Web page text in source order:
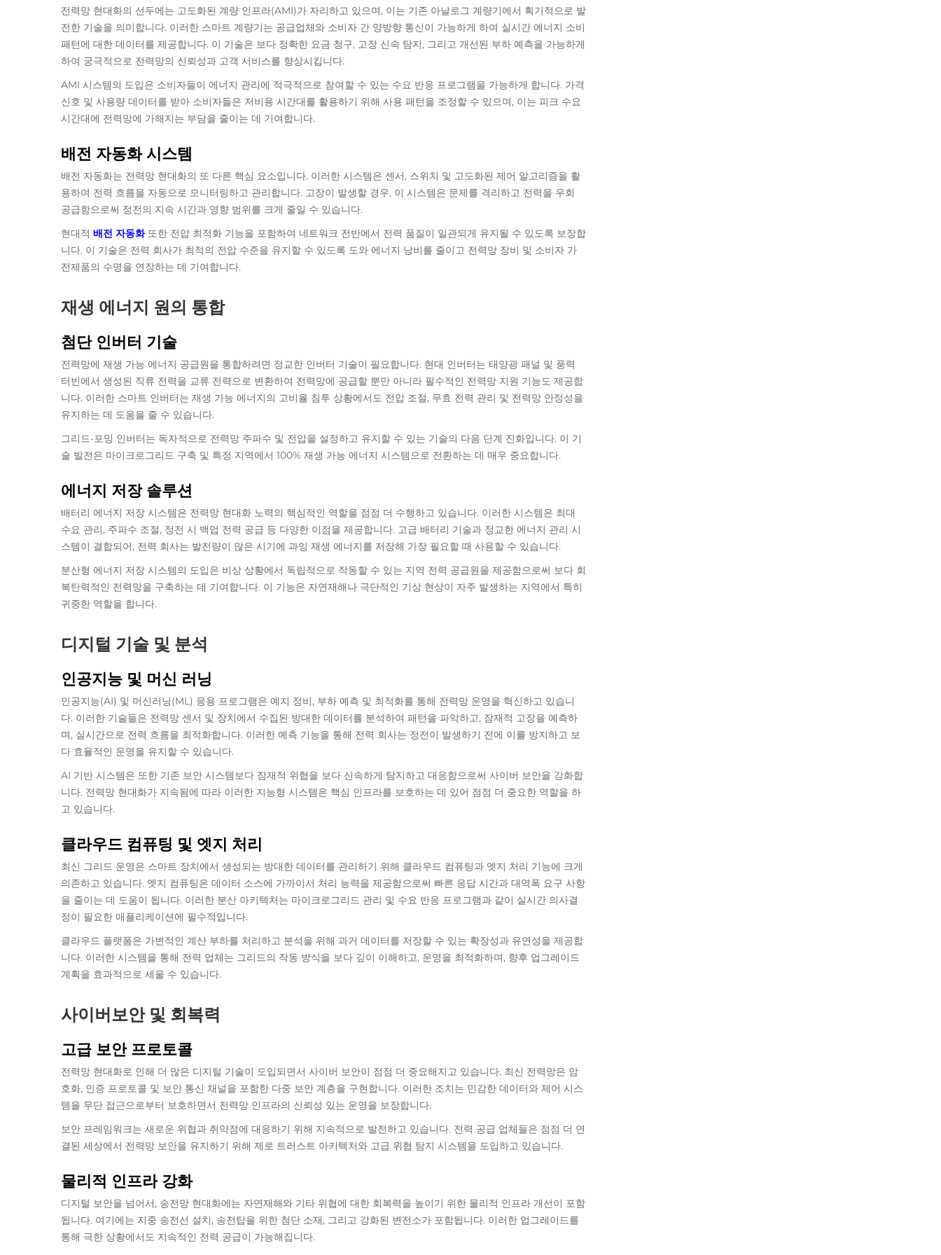
전력망 현대화의 선두에는 고도화된 계량 인프라(AMI)가 자리하고 있으며, 이는 기존 아날로그 계량기에서 획기적으로 발
전한 기술을 의미합니다. 이러한 스마트 계량기는 공급업체와 소비자 간 양방향 통신이 가능하게 하여 실시간 에너지 소비
패턴에 대한 데이터를 제공합니다. 이 기술은 보다 정확한 요금 청구, 고장 신속 탐지, 그리고 개선된 부하 예측을 가능하게
하여 궁극적으로 전력망의 신뢰성과 고객 서비스를 향상시킵니다.
AMI 시스템의 도입은 소비자들이 에너지 관리에 적극적으로 참여할 수 있는 수요 반응 프로그램을 가능하게 합니다. 가격
신호 및 사용량 데이터를 받아 소비자들은 저비용 시간대를 활용하기 위해 사용 패턴을 조정할 수 있으며, 이는 피크 수요
시간대에 전력망에 가해지는 부담을 줄이는 데 기여합니다.
배전 자동화 시스템
배전 자동화는 전력망 현대화의 또 다른 핵심 요소입니다. 이러한 시스템은 센서, 스위치 및 고도화된 제어 알고리즘을 활
용하여 전력 흐름을 자동으로 모니터링하고 관리합니다. 고장이 발생할 경우, 이 시스템은 문제를 격리하고 전력을 우회
공급함으로써 정전의 지속 시간과 영향 범위를 크게 줄일 수 있습니다.
현대적 배전 자동화 또한 전압 최적화 기능을 포함하여 네트워크 전반에서 전력 품질이 일관되게 유지될 수 있도록 보장합
니다. 이 기술은 전력 회사가 최적의 전압 수준을 유지할 수 있도록 도와 에너지 낭비를 줄이고 전력망 장비 및 소비자 가
전제품의 수명을 연장하는 데 기여합니다.
재생 에너지 원의 통합
첨단 인버터 기술
전력망에 재생 가능 에너지 공급원을 통합하려면 정교한 인버터 기술이 필요합니다. 현대 인버터는 태양광 패널 및 풍력
터빈에서 생성된 직류 전력을 교류 전력으로 변환하여 전력망에 공급할 뿐만 아니라 필수적인 전력망 지원 기능도 제공합
니다. 이러한 스마트 인버터는 재생 가능 에너지의 고비율 침투 상황에서도 전압 조절, 무효 전력 관리 및 전력망 안정성을
유지하는 데 도움을 줄 수 있습니다.
그리드-포밍 인버터는 독자적으로 전력망 주파수 및 전압을 설정하고 유지할 수 있는 기술의 다음 단계 진화입니다. 이 기
술 발전은 마이크로그리드 구축 및 특정 지역에서 100% 재생 가능 에너지 시스템으로 전환하는 데 매우 중요합니다.
에너지 저장 솔루션
배터리 에너지 저장 시스템은 전력망 현대화 노력의 핵심적인 역할을 점점 더 수행하고 있습니다. 이러한 시스템은 최대
수요 관리, 주파수 조절, 정전 시 백업 전력 공급 등 다양한 이점을 제공합니다. 고급 배터리 기술과 정교한 에너지 관리 시
스템이 결합되어, 전력 회사는 발전량이 많은 시기에 과잉 재생 에너지를 저장해 가장 필요할 때 사용할 수 있습니다.
분산형 에너지 저장 시스템의 도입은 비상 상황에서 독립적으로 작동할 수 있는 지역 전력 공급원을 제공함으로써 보다 회
복탄력적인 전력망을 구축하는 데 기여합니다. 이 기능은 자연재해나 극단적인 기상 현상이 자주 발생하는 지역에서 특히
귀중한 역할을 합니다.
디지털 기술 및 분석
인공지능 및 머신 러닝
인공지능(AI) 및 머신러닝(ML) 응용 프로그램은 예지 정비, 부하 예측 및 최적화를 통해 전력망 운영을 혁신하고 있습니
다. 이러한 기술들은 전력망 센서 및 장치에서 수집된 방대한 데이터를 분석하여 패턴을 파악하고, 잠재적 고장을 예측하
며, 실시간으로 전력 흐름을 최적화합니다. 이러한 예측 기능을 통해 전력 회사는 정전이 발생하기 전에 이를 방지하고 보
다 효율적인 운영을 유지할 수 있습니다.
AI 기반 시스템은 또한 기존 보안 시스템보다 잠재적 위협을 보다 신속하게 탐지하고 대응함으로써 사이버 보안을 강화합
니다. 전력망 현대화가 지속됨에 따라 이러한 지능형 시스템은 핵심 인프라를 보호하는 데 있어 점점 더 중요한 역할을 하
고 있습니다.
클라우드 컴퓨팅 및 엣지 처리
최신 그리드 운영은 스마트 장치에서 생성되는 방대한 데이터를 관리하기 위해 클라우드 컴퓨팅과 엣지 처리 기능에 크게
의존하고 있습니다. 엣지 컴퓨팅은 데이터 소스에 가까이서 처리 능력을 제공함으로써 빠른 응답 시간과 대역폭 요구 사항
을 줄이는 데 도움이 됩니다. 이러한 분산 아키텍처는 마이크로그리드 관리 및 수요 반응 프로그램과 같이 실시간 의사결
정이 필요한 애플리케이션에 필수적입니다.
클라우드 플랫폼은 가변적인 계산 부하를 처리하고 분석을 위해 과거 데이터를 저장할 수 있는 확장성과 유연성을 제공합
니다. 이러한 시스템을 통해 전력 업체는 그리드의 작동 방식을 보다 깊이 이해하고, 운영을 최적화하며, 향후 업그레이드
계획을 효과적으로 세울 수 있습니다.
사이버보안 및 회복력
고급 보안 프로토콜
전력망 현대화로 인해 더 많은 디지털 기술이 도입되면서 사이버 보안이 점점 더 중요해지고 있습니다. 최신 전력망은 암
호화, 인증 프로토콜 및 보안 통신 채널을 포함한 다중 보안 계층을 구현합니다. 이러한 조치는 민감한 데이터와 제어 시스
템을 무단 접근으로부터 보호하면서 전력망 인프라의 신뢰성 있는 운영을 보장합니다.
보안 프레임워크는 새로운 위협과 취약점에 대응하기 위해 지속적으로 발전하고 있습니다. 전력 공급 업체들은 점점 더 연
결된 세상에서 전력망 보안을 유지하기 위해 제로 트러스트 아키텍처와 고급 위협 탐지 시스템을 도입하고 있습니다.
물리적 인프라 강화
디지털 보안을 넘어서, 송전망 현대화에는 자연재해와 기타 위협에 대한 회복력을 높이기 위한 물리적 인프라 개선이 포함
됩니다. 여기에는 지중 송전선 설치, 송전탑을 위한 첨단 소재, 그리고 강화된 변전소가 포함됩니다. 이러한 업그레이드를
통해 극한 상황에서도 지속적인 전력 공급이 가능해집니다.